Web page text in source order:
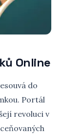
Online
do
Portál
revoluci v